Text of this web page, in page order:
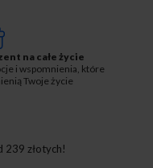
na całe życie
i wspomnienia, które
Twoje życie
239 złotych!